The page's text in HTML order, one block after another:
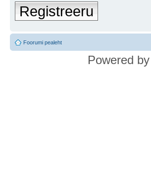
Registreeru
Foorumi pealeht
Powered by